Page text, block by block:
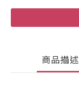
商品描述